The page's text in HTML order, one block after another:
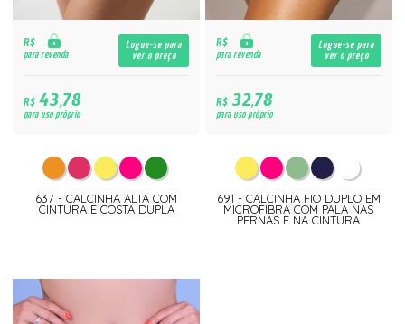
R$
para revenda
Logue-se para
ver o preço
R$43,78
para uso próprio
637 - CALCINHA ALTA COM
CINTURA E COSTA DUPLA
R$
para revenda
Logue-se para
ver o preço
R$32,78
para uso próprio
691 - CALCINHA FIO DUPLO EM
MICROFIBRA COM PALA NAS
PERNAS E NA CINTURA